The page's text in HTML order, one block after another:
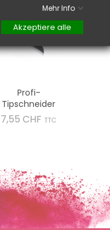
Profi-
Tipschneider
7,55 CHF Preis
TTC
Mehr Info
Akzeptiere alle